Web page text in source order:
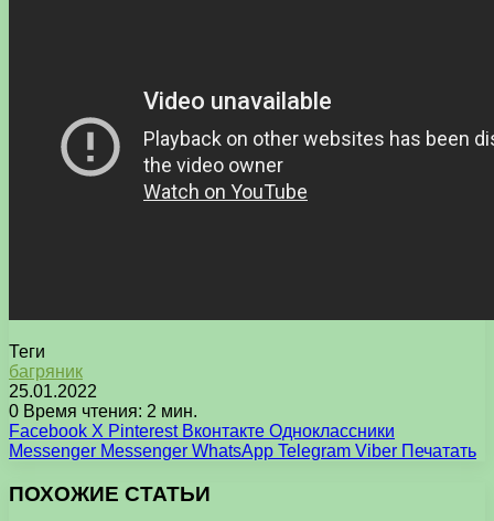
Теги
багряник
25.01.2022
0 Время чтения: 2 мин.
Facebook X Pinterest Вконтакте Одноклассники
Messenger Messenger WhatsApp Telegram Viber Печатать
ПОХОЖИЕ СТАТЬИ